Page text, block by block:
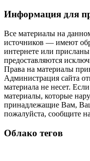
Информация для
Все материалы на
источников — имеют
интернете или
предоставляются
Права на материалы
Администрация сайта
материала не несет.
материалы, которые
принадлежащие Вам,
пожалуйста, сообщите
Облако тегов